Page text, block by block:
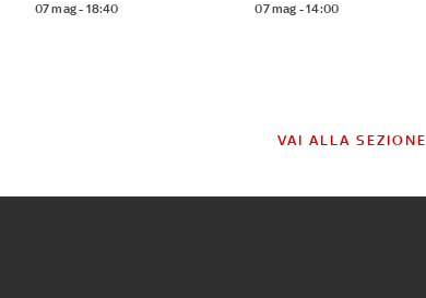
07 mag - 18:40 07 mag - 14:00
VAI ALLA SEZIONE